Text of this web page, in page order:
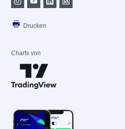
Drucken
Charts von